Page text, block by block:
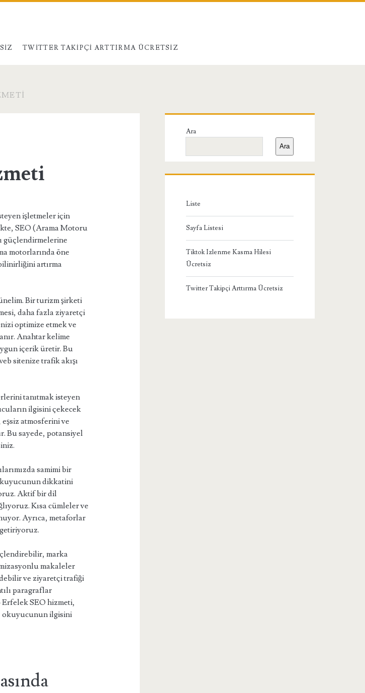
TWITTER TAKIPÇI ARTTIRMA ÜCRETSIZ
işletmeler için
SEO (Arama Motoru
güçlendirmelerine
motorlarında öne
artırma
Bir turizm şirketi
daha fazla ziyaretçi
optimize etmek ve
Anahtar kelime
içerik üretir. Bu
sitenize trafik akışı
tanıtmak isteyen
ilgisini çekecek
atmosferini ve
Bu sayede, potansiyel
samimi bir
dikkatini
Aktif bir dil
Kısa cümleler ve
Ayrıca, metaforlar
marka
makaleler
ve ziyaretçi trafiği
paragraflar
SEO hizmeti,
okuyucunun ilgisini
Birincil
Yan
Menü
Ara
Ara
Liste
Sayfa Listesi
Tiktok Izlenme Kasma Hilesi
Ücretsiz
Twitter Takipçi Arttırma Ücretsiz